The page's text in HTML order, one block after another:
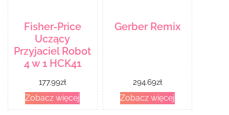
Fisher-Price
Uczący
Przyjaciel Robot
4 w 1 HCK41
177.99zł
Zobacz więcej
Gerber Remix
294.69zł
Zobacz więcej